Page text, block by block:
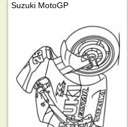
Suzuki MotoGP